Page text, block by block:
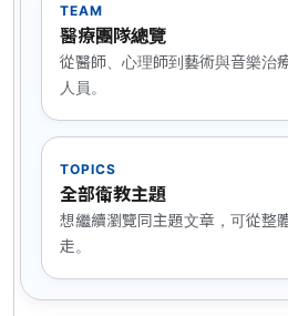
TEAM
醫療團隊總覽
從醫師、心理師到藝術與音樂治
人員。
TOPICS
全部衛教主題
想繼續瀏覽同主題文章，可從整
走。